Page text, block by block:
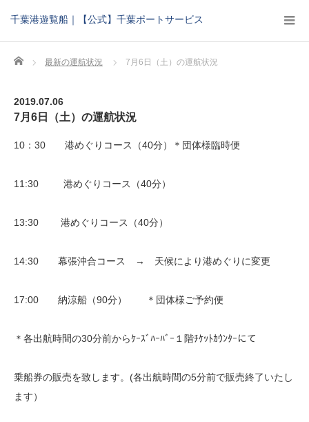
千葉港遊覧船｜【公式】千葉ポートサービス
Home 最新の運航状況 7月6日（土）の運航状況
2019.07.06
7月6日（土）の運航状況
10：30 港めぐりコース（40分）＊団体様臨時便
11:30 港めぐりコース（40分）
13:30 港めぐりコース（40分）
14:30 幕張沖合コース → 天候により港めぐりに変更
17:00 納涼船（90分） ＊団体様ご予約便
＊各出航時間の30分前からｹｰｽﾞﾊｰﾊﾞｰ１階ﾁｹｯﾄｶｳﾝﾀｰにて
乗船券の販売を致します。(各出航時間の5分前で販売終了いたし
ます）